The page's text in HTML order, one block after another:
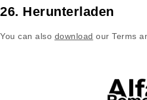
26. Herunterladen
You can also download our Terms